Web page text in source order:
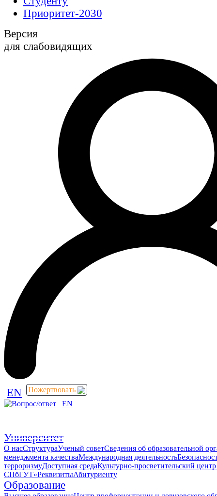
Приоритет-2030
Версия
для слабовидящих
EN
Пожертвовать
EN
Университет
О насСтруктураУченый советСведения об образовательной
менеджмента качестваМеждународная деятельность
терроризмуДоступная средаКультурно-просветительский
СПбГУТ»РеквизитыАбитуриенту
Образование